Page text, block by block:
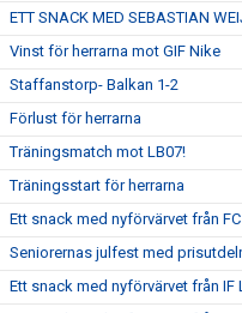
ETT SNACK MED SEBASTIAN
Vinst för herrarna mot GIF Nike
Staffanstorp- Balkan 1-2
Förlust för herrarna
Träningsmatch mot LB07!
Träningsstart för herrarna
Ett snack med nyförvärvet från
Seniorernas julfest med
Ett snack med nyförvärvet från